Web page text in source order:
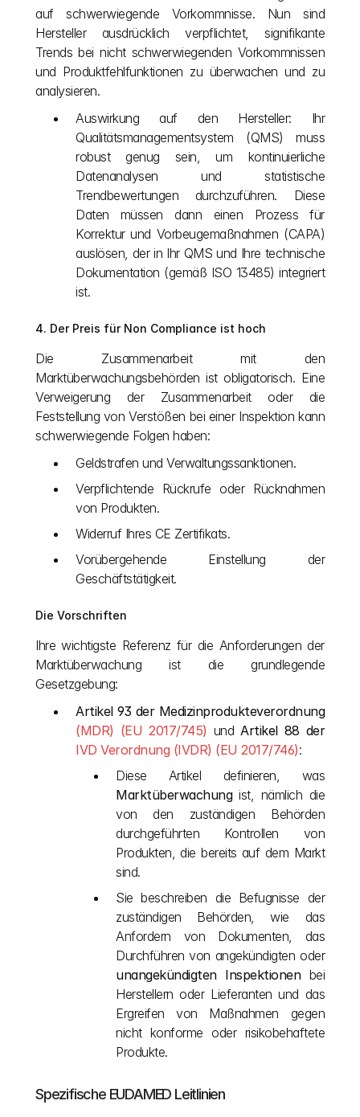
auf schwerwiegende Vorkommnisse. Nun sind
Hersteller ausdrücklich verpflichtet, signifikante
Trends bei nicht schwerwiegenden Vorkommnissen
und Produktfehlfunktionen zu überwachen und zu
analysieren.
Auswirkung auf den Hersteller: Ihr
Qualitätsmanagementsystem (QMS) muss
robust genug sein, um kontinuierliche
Datenanalysen und statistische
Trendbewertungen durchzuführen. Diese
Daten müssen dann einen Prozess für
Korrektur und Vorbeugemaßnahmen (CAPA)
auslösen, der in Ihr QMS und Ihre technische
Dokumentation (gemäß ISO 13485) integriert
ist.
4. Der Preis für Non Compliance ist hoch
Die Zusammenarbeit mit den
Marktüberwachungsbehörden ist obligatorisch. Eine
Verweigerung der Zusammenarbeit oder die
Feststellung von Verstößen bei einer Inspektion kann
schwerwiegende Folgen haben:
Geldstrafen und Verwaltungssanktionen.
Verpflichtende Rückrufe oder Rücknahmen
von Produkten.
Widerruf Ihres CE Zertifikats.
Vorübergehende Einstellung der
Geschäftstätigkeit.
Die Vorschriften
Ihre wichtigste Referenz für die Anforderungen der
Marktüberwachung ist die grundlegende
Gesetzgebung:
Artikel 93 der Medizinprodukteverordnung
(MDR) (EU 2017/745) und Artikel 88 der
IVD Verordnung (IVDR) (EU 2017/746):
Marktüberwachung ist, nämlich die
von den zuständigen Behörden
durchgeführten Kontrollen von
Produkten, die bereits auf dem Markt
sind.
Sie beschreiben die Befugnisse der
zuständigen Behörden, wie das
Anfordern von Dokumenten, das
Durchführen von angekündigten oder
unangekündigten Inspektionen bei
Herstellern oder Lieferanten und das
Ergreifen von Maßnahmen gegen
nicht konforme oder risikobehaftete
Produkte.
Spezifische EUDAMED Leitlinien